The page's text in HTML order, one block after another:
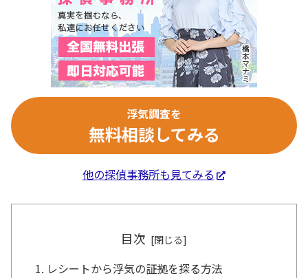
浮気調査を
無料相談してみる
他の探偵事務所も見てみる
目次
レシートから浮気の証拠を探る方法